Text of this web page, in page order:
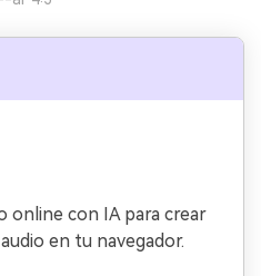
online con IA para crear
en tu navegador.